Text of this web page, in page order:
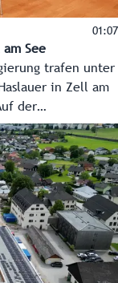
01:07
See
trafen unter
in Zell am
der
der
Hinterglemm
mit großer